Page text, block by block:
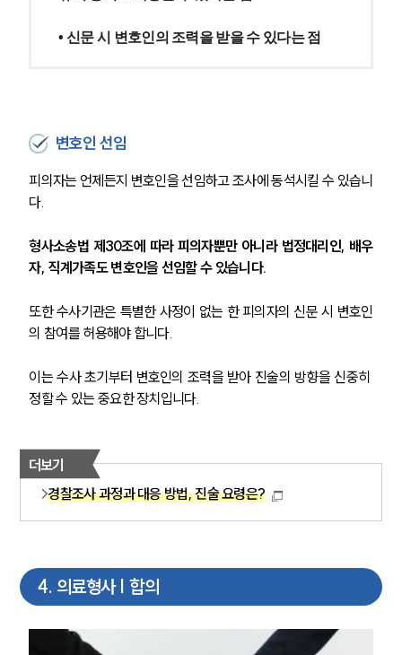
• 신문 시 변호인의 조력을 받을 수 있다는 점
변호인 선임
피의자는 언제든지 변호인을 선임하고 조사에 동석시킬 수 있습니
다.
형사소송법 제30조에 따라 피의자뿐만 아니라 법정대리인, 배우
자, 직계가족도 변호인을 선임할 수 있습니다.
또한 수사기관은 특별한 사정이 없는 한 피의자의 신문 시 변호인
의 참여를 허용해야 합니다.
이는 수사 초기부터 변호인의 조력을 받아 진술의 방향을 신중히
정할 수 있는 중요한 장치입니다.
더보기
경찰조사 과정과 대응 방법, 진술 요령은?
4. 의료형사 | 합의